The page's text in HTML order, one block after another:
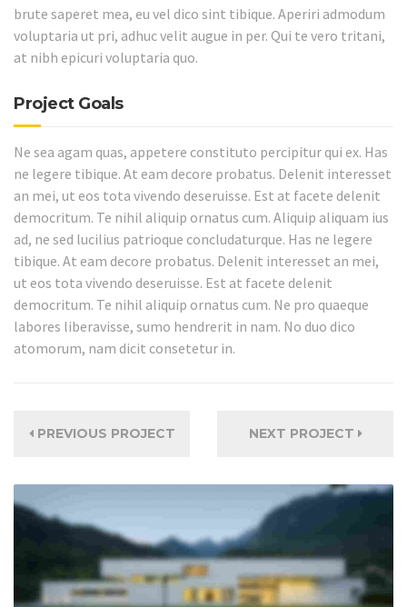
brute saperet mea, eu vel dico sint tibique. Aperiri admodum
voluptaria ut pri, adhuc velit augue in per. Qui te vero tritani,
at nibh epicuri voluptaria quo.
Project Goals
Ne sea agam quas, appetere constituto percipitur qui ex. Has
ne legere tibique. At eam decore probatus. Delenit interesset
an mei, ut eos tota vivendo deseruisse. Est at facete delenit
democritum. Te nihil aliquip ornatus cum. Aliquip aliquam ius
ad, ne sed lucilius patrioque concludaturque. Has ne legere
tibique. At eam decore probatus. Delenit interesset an mei,
ut eos tota vivendo deseruisse. Est at facete delenit
democritum. Te nihil aliquip ornatus cum. Ne pro quaeque
labores liberavisse, sumo hendrerit in nam. No duo dico
atomorum, nam dicit consetetur in.
PREVIOUS PROJECT NEXT PROJECT